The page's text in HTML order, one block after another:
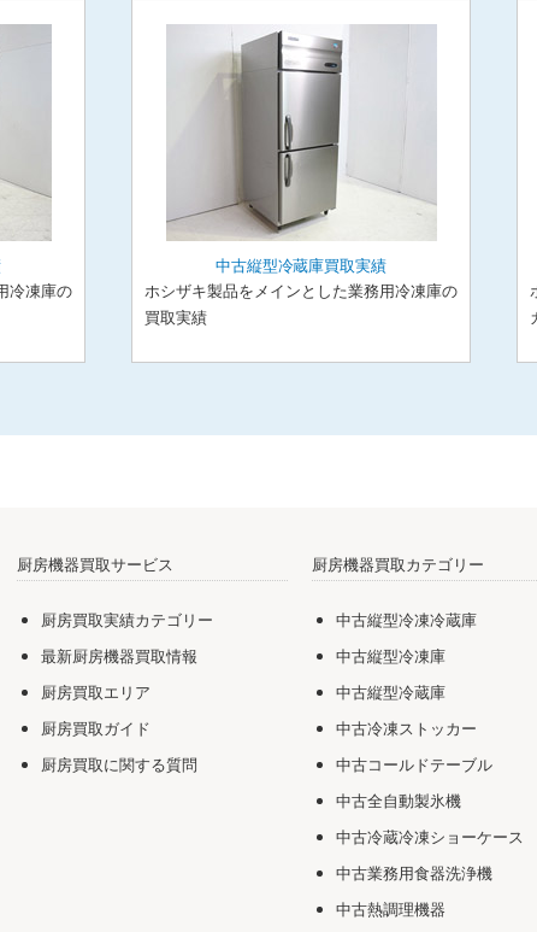
冷凍庫の
中古縦型冷蔵庫買取実績
ホシザキ製品をメインとした業務用冷凍庫の
買取実績
厨房機器買取サービス
厨房買取実績カテゴリー
最新厨房機器買取情報
厨房買取エリア
厨房買取ガイド
厨房買取に関する質問
厨房機器買取カテゴリー
中古縦型冷凍冷蔵庫
中古縦型冷凍庫
中古縦型冷蔵庫
中古冷凍ストッカー
中古コールドテーブル
中古全自動製氷機
中古冷蔵冷凍ショーケース
中古業務用食器洗浄機
中古熱調理機器